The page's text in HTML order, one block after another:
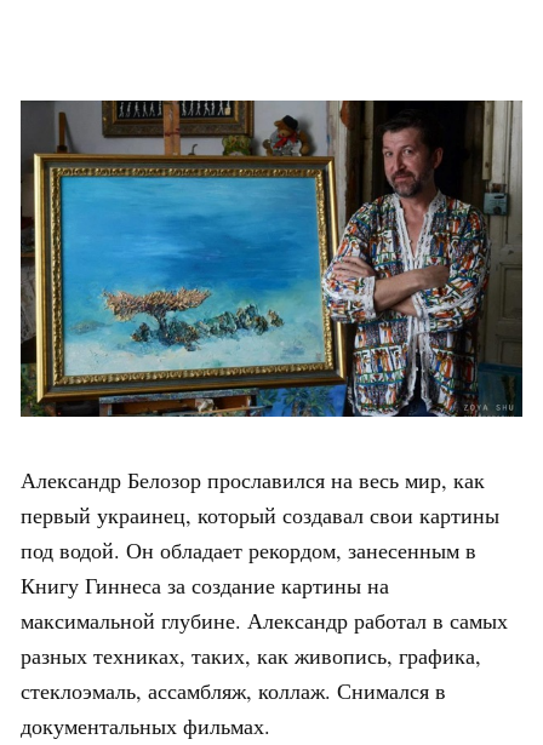
Александр Белозор прославился на весь мир, как
первый украинец, который создавал свои картины
под водой. Он обладает рекордом, занесенным в
Книгу Гиннеса за создание картины на
максимальной глубине. Александр работал в самых
разных техниках, таких, как живопись, графика,
стеклоэмаль, ассамбляж, коллаж. Снимался в
документальных фильмах.